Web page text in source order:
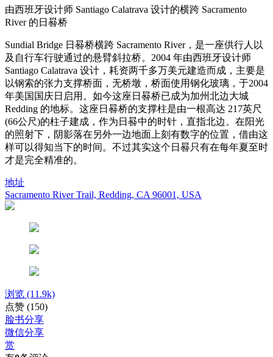
由西班牙设计师 Santiago Calatrava 设计的横跨 Sacramento
River 的日晷桥
Sundial Bridge 日晷桥横跨 Sacramento River，是一座供行人以
及自行车行驶通过的悬臂斜拉桥。2004 年由西班牙设计师
Santiago Calatrava 设计，耗资两千多万美元建造而成，主要是
以钢索的张力支撑桥面，无桥墩，桥面使用钢化玻璃，于2004
年美国国庆日启用。如今这座日晷桥已成为加州北边大城
Redding 的地标。这座日晷桥的支撑柱是由一根高达 217英尺
(66公尺)的柱子建成，作为日晷中的时针，直指北边。在阳光
的照射下，阴影落在另外一边地面上刻有数字的位置，借由这
样可以得知当下的时间。不过其实这个日晷只有在每年夏至时
才是完全精准的。
地址
Sacramento River Trail, Redding, CA 96001, USA
浏览 (11.9k)
点赞 (150)
脸书分享
微信分享
赏